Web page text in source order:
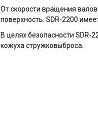
От скорости вращения
поверхность. SDR-2200
В целях безопасности SDR-
кожуха стружковыброса.